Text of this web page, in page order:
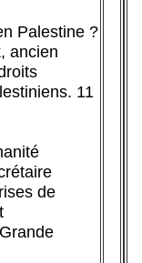
Palestine ?
ancien
11
de